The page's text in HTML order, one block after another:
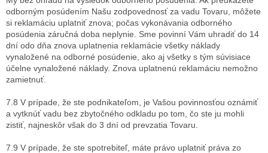
odborným posúdením Našu zodpovednosť za vadu Tovaru, môžete
si reklamáciu uplatniť znova; počas vykonávania odborného
posúdenia záručná doba neplynie. Sme povinní Vám uhradiť do 14
dní odo dňa znova uplatnenia reklamácie všetky náklady
vynaložené na odborné posúdenie, ako aj všetky s tým súvisiace
účelne vynaložené náklady. Znova uplatnenú reklamáciu nemožno
zamietnuť.
7.8 V prípade, že ste podnikateľom, je Vašou povinnosťou oznámiť
a vytknúť vadu bez zbytočného odkladu po tom, čo ste ju mohli
zistiť, najneskôr však do 3 dní od prevzatia Tovaru.
7.9 V prípade, že ste spotrebiteľ, máte právo uplatniť práva zo